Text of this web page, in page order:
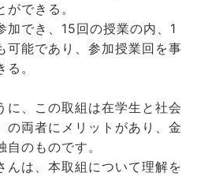
ができる。
でき、15回の授業の内、1
可能であり、参加授業回を事
。
、この取組は在学生と社会
の両者にメリットがあり、金
自のものです。
んは、本取組について理解を